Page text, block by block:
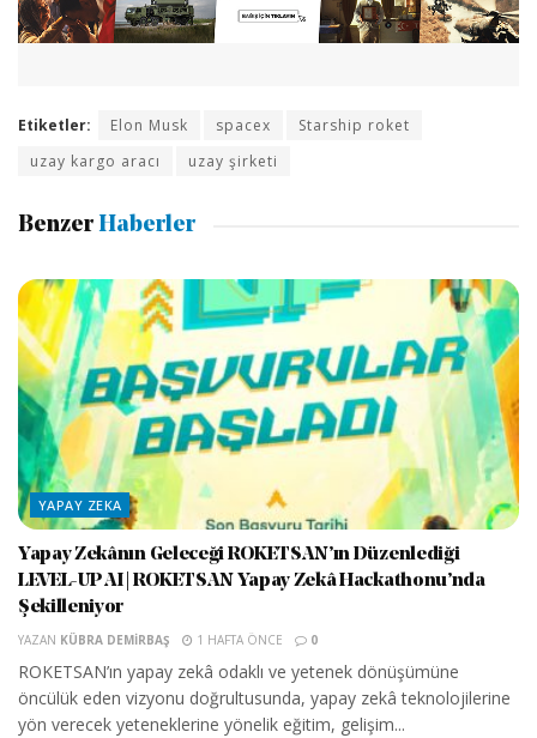
Etiketler: Elon Musk spacex
Starship roket
uzay kargo aracı
uzay şirketi
Benzer Haberler
YAPAY ZEKA
Yapay Zekânın Geleceği ROKETSAN’ın Düzenlediği
LEVEL-UP AI | ROKETSAN Yapay Zekâ Hackathonu’nda
Şekilleniyor
YAZAN KÜBRA DEMIRBAŞ 1 HAFTA ÖNCE 0
ROKETSAN’ın yapay zekâ odaklı ve yetenek dönüşümüne
öncülük eden vizyonu doğrultusunda, yapay zekâ teknolojilerine
yön verecek yeteneklerine yönelik eğitim, gelişim...